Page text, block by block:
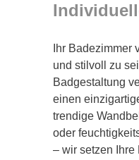
Ihr Badezimmer
und stilvoll zu
Badgestaltung
einen
trendige
oder
– wir setzen